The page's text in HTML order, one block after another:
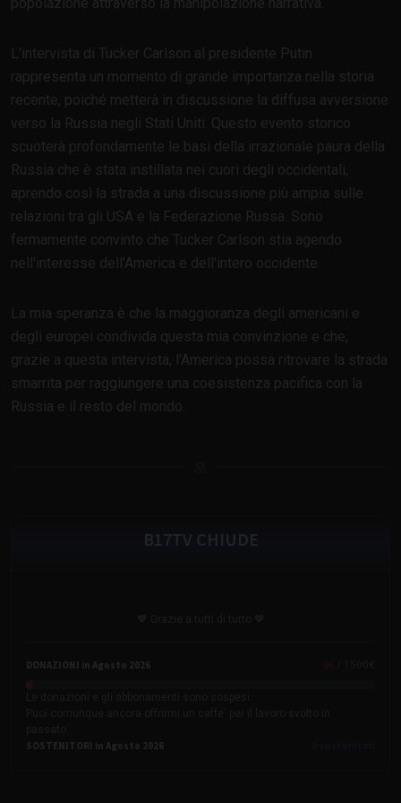
popolazione attraverso la manipolazione narrativa.
L'intervista di Tucker Carlson al presidente Putin
rappresenta un momento di grande importanza nella storia
recente, poiché metterà in discussione la diffusa avversione
verso la Russia negli Stati Uniti. Questo evento storico
scuoterà profondamente le basi della irrazionale paura della
Russia che è stata instillata nei cuori degli occidentali,
aprendo così la strada a una discussione più ampia sulle
relazioni tra gli USA e la Federazione Russa. Sono
fermamente convinto che Tucker Carlson stia agendo
nell'interesse dell'America e dell'intero occidente.
La mia speranza è che la maggioranza degli americani e
degli europei condivida questa mia convinzione e che,
grazie a questa intervista, l'America possa ritrovare la strada
smarrita per raggiungere una coesistenza pacifica con la
Russia e il resto del mondo.
DONAZIONI in Agosto 2026
SOSTENITORI in Agosto 2026